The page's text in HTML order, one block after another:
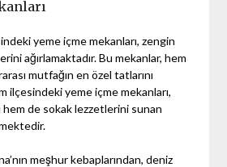
yeme içme mekanları, zengin
ağırlamaktadır. Bu mekanlar, hem
mutfağın en özel tatlarını
ilçesindeki yeme içme mekanları,
hem de sokak lezzetlerini sunan
meşhur kebaplarından, deniz